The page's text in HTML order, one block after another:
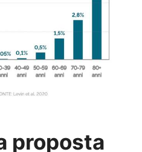
proposta